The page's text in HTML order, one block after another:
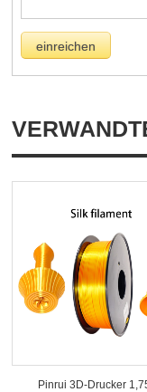
Pinrui 3D-Drucker